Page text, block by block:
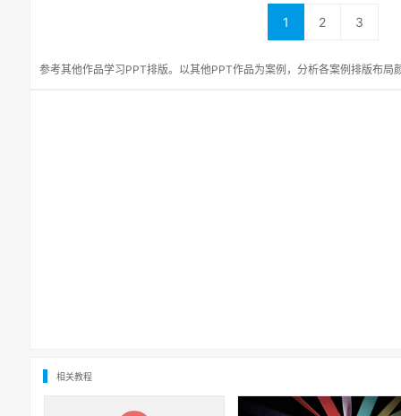
1 2 3
参考其他作品学习PPT排版。以其他PPT作品为案例，分析各案例排版布局
相关教程